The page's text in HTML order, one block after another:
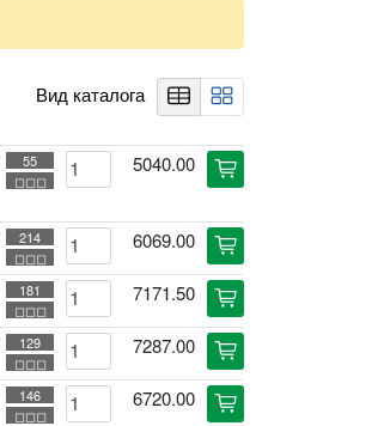
Вид каталога table rectangle_grid_2x2
55
◻◻◻
5040.00 cart
214
◻◻◻
6069.00 cart
181
◻◻◻
7171.50 cart
129
◻◻◻
7287.00 cart
146
◻◻◻
6720.00 cart